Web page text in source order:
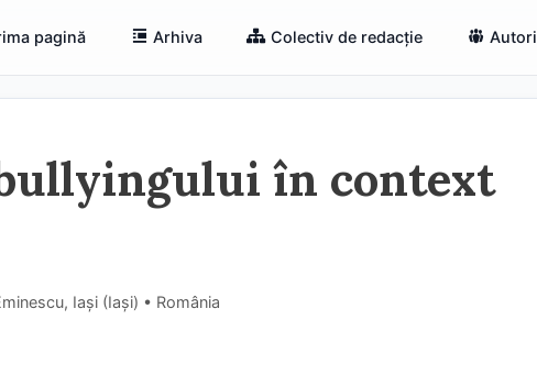
pagină Arhiva Colectiv de redacție Autori
în context
Iași (Iaşi) • România